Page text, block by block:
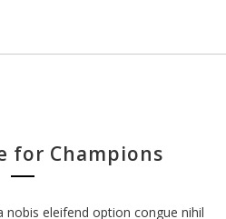
for Champions
eleifend option congue nihil